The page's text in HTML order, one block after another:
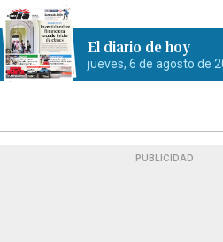
El diario de hoy
jueves, 6 de agosto de
PUBLICIDAD